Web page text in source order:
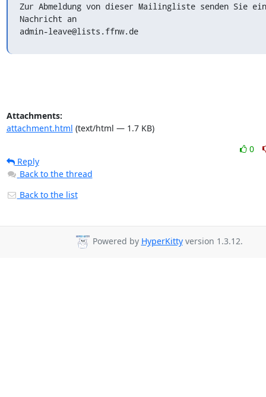
Zur Abmeldung von dieser Mailingliste senden Sie
Nachricht an
admin-leave@lists.ffnw.de
Attachments:
attachment.html (text/html — 1.7 KB)
0
Reply
Back to the thread
Back to the list
Powered by HyperKittyversion 1.3.12.